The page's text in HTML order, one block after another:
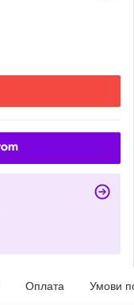
Оплата Умови